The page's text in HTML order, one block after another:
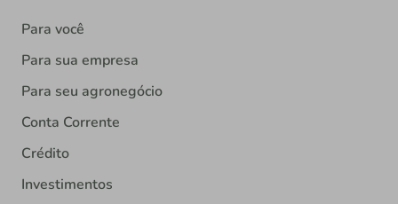
Para você
Para sua empresa
Para seu agronegócio
Conta Corrente
Crédito
Investimentos